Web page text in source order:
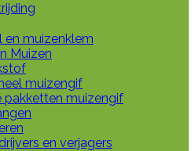
en muizenklem
Muizen
muizengif
pakketten muizengif
en verjagers